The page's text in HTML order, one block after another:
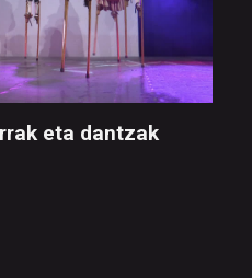
eta dantzak